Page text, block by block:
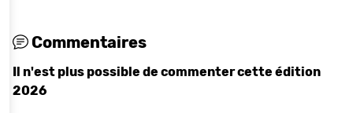
Commentaires
Il n'est plus possible de commenter cette édition
2026